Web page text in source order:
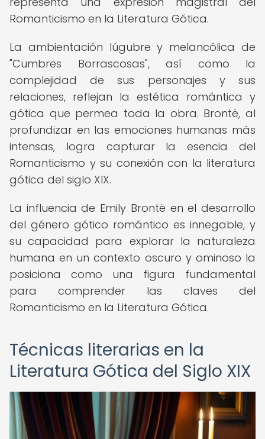
Romanticismo en la Literatura Gótica.
La ambientación lúgubre y melancólica de
"Cumbres Borrascosas", así como la
complejidad de sus personajes y sus
relaciones, reflejan la estética romántica y
gótica que permea toda la obra. Brontë, al
profundizar en las emociones humanas más
intensas, logra capturar la esencia del
Romanticismo y su conexión con la literatura
gótica del siglo XIX.
La influencia de Emily Brontë en el desarrollo
del género gótico romántico es innegable, y
su capacidad para explorar la naturaleza
humana en un contexto oscuro y ominoso la
posiciona como una figura fundamental
para comprender las claves del
Romanticismo en la Literatura Gótica.
Técnicas literarias en la
Literatura Gótica del Siglo XIX